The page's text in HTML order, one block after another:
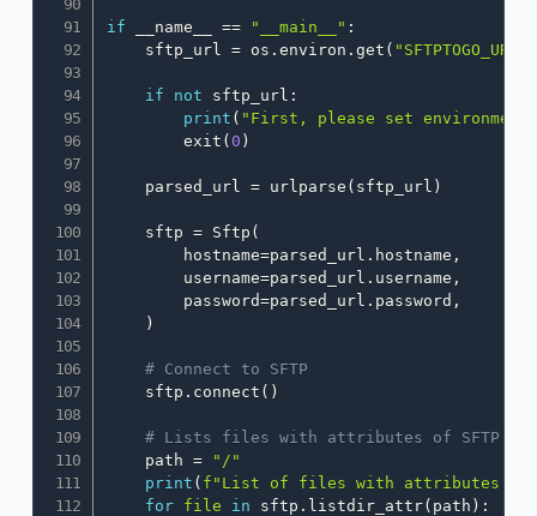
if __name__ == "__main__" :
    sftp_url
= os . environ . get ( "SFTPTOGO_URL"
if not sftp_url :
print ( "First, please set environment
        exit
( 0 )
    parsed_url
= urlparse ( sftp_url )
    sftp
= Sftp (
        hostname
=parsed_url . hostname ,
        username
=parsed_url . username ,
        password
=parsed_url . password ,
)
# Connect to SFTP
    sftp
. connect ( )
# Lists files with attributes of SFTP
    path
=
"/"
print ( f"List of files with attributes at
for
file in sftp . listdir_attr( path ) :